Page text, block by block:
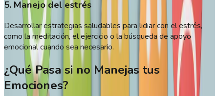
5. Manejo del estrés
Desarrollar estrategias saludables para lidiar con el estrés,
como la meditación, el ejercicio o la búsqueda de apoyo
emocional cuando sea necesario.
¿Qué Pasa si no Manejas tus
Emociones?